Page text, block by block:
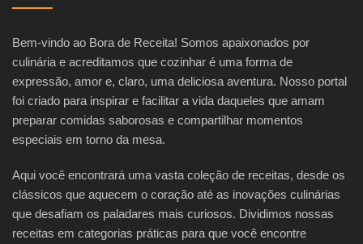
Bem-vindo ao Bora de Receita! Somos apaixonados por
culinária e acreditamos que cozinhar é uma forma de
expressão, amor e, claro, uma deliciosa aventura. Nosso portal
foi criado para inspirar e facilitar a vida daqueles que amam
preparar comidas saborosas e compartilhar momentos
especiais em torno da mesa.
Aqui você encontrará uma vasta coleção de receitas, desde os
clássicos que aquecem o coração até as inovações culinárias
que desafiam os paladares mais curiosos. Dividimos nossas
receitas em categorias práticas para que você encontre